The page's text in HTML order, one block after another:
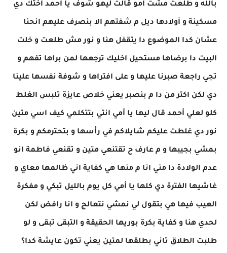
بالله و طلعت مشت امو قالت ليهو شوف يا احمد اختك دي
مسكينة و أولادها ديل م شفتهم الا بنصرف عليهم انحنا
عشان كدا الموضوع دا يتقفل هنا و نور مش طلعت و خلت
البيت دا برضاها مستحيل اخليك ترجعها لمن براها تفهم و
تجي راجعة صبرنا عليها و على افتراها و شوفة نفسها علينا
دي لكن اكتر من دا م بنصبر يعني خلاص عايزة تلبس الغلط
كلو لعلي أحمد قال ليها يا أمي انتي بتتكلمي كيف اسي متين
نور دي غلطت عليكم شايلاكم في رأسها و بتحترمكم و بكرة
بمشي بجيبها و م عارف ح تقتنعي متين و تقنعي فاطمة انو
عدم الولادة دا مني انا م منها هي كفاية اني ظالمها معاي و
غاشيها الفترة دي كلها يا أمي كل يوم بالليل تبكي و مفكرة
العيب فيها هي بتقول لي نمشي نتعالج و انا رافض لكن
لحدي هنا و كفاية بكرة بوريها الحقيقة و التبقى تبقى و لو
طلبت الطلاق تاني بطلقها لمتين يعني تكون عايشة كدا؟